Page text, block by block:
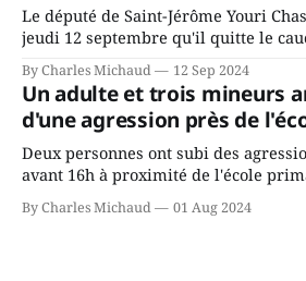
Le député de Saint-Jérôme Youri
jeudi 12 septembre qu'il quitte le
Avenir Québec de François Legault
gouvernement de la CAQ, surtout de
juge chronique, à offrir des
By Charles Michaud 12 Sep 2024
Un adulte et trois mineurs
d'une agression près de
Deux personnes ont subi des
avant 16h à proximité de l'école
le secteur Bellefeuille de Saint-
victimes aurait été écrasée sous un
By Charles Michaud 01 Aug 2024